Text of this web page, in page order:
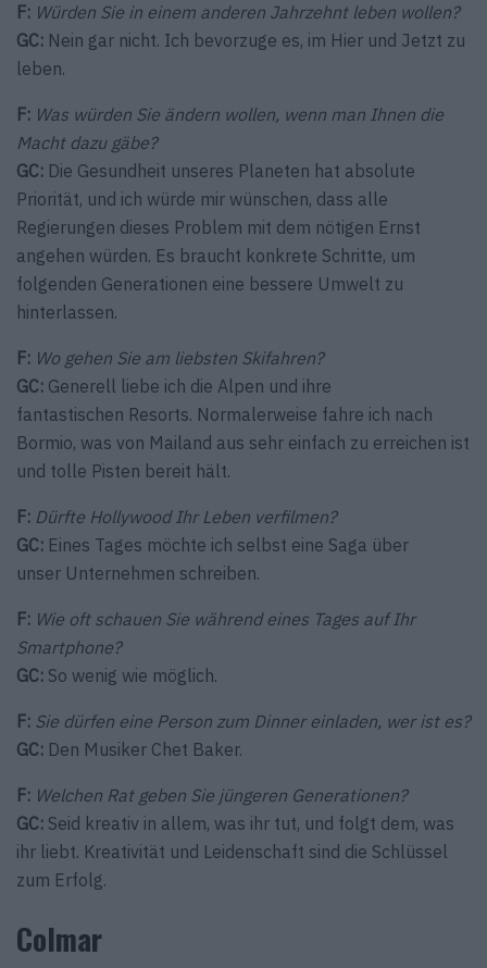
F: Würden Sie in einem anderen Jahrzehnt leben wollen?
GC: Nein gar nicht. Ich bevorzuge es, im Hier und Jetzt zu
leben.
F: Was würden Sie ändern wollen, wenn man Ihnen die
Macht dazu gäbe?
GC: Die Gesundheit unseres Planeten hat absolute
Priorität, und ich würde mir wünschen, dass alle
Regierungen dieses Problem mit dem nötigen Ernst
angehen würden. Es braucht konkrete Schritte, um
folgenden Generationen eine bessere Umwelt zu
hinterlassen.
F: Wo gehen Sie am liebsten Skifahren?
GC: Generell liebe ich die Alpen und ihre
fantastischen Resorts. Normalerweise fahre ich nach
Bormio, was von Mailand aus sehr einfach zu erreichen ist
und tolle Pisten bereit hält.
F: Dürfte Hollywood Ihr Leben verfilmen?
GC: Eines Tages möchte ich selbst eine Saga über
unser Unternehmen schreiben.
F: Wie oft schauen Sie während eines Tages auf Ihr
Smartphone?
GC: So wenig wie möglich.
F: Sie dürfen eine Person zum Dinner einladen, wer ist es?
GC: Den Musiker Chet Baker.
F: Welchen Rat geben Sie jüngeren Generationen?
GC: Seid kreativ in allem, was ihr tut, und folgt dem, was
ihr liebt. Kreativität und Leidenschaft sind die Schlüssel
zum Erfolg.
Colmar